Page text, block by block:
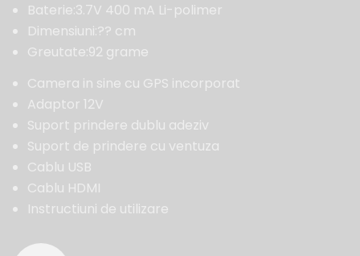
Baterie:3.7V 400 mA Li-polimer
Dimensiuni:?? cm
Greutate:92 grame
Camera in sine cu GPS incorporat
Adaptor 12V
Suport prindere dublu adeziv
Suport de prindere cu ventuza
Cablu USB
Cablu HDMI
Instructiuni de utilizare